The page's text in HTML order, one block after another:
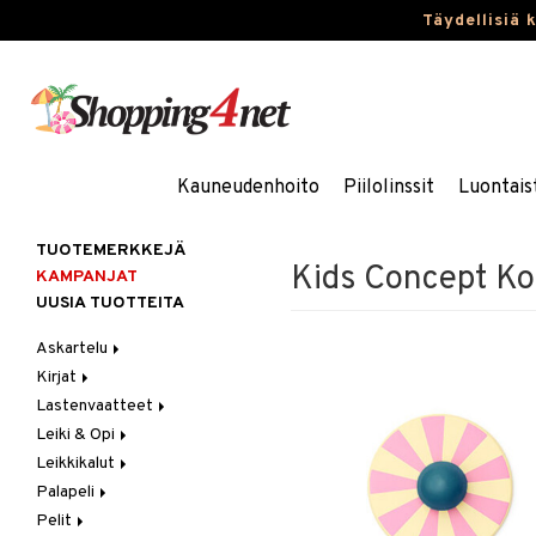
Täydellisiä
Kauneudenhoito Piilolinssit
Kids Concept
TUOTEMERKKEJÄ
KAMPANJAT
UUSIA TUOTTEITA
Askartelu
Askartelumateriaalit
Askartelusetti
Helmet
Koulutarvikkeet
Muovailuvaha
Piirrä ja maalaa
Kirjat
Askartelukirjat
Maalauskirjat
Päiväkirjat
Lastenvaatteet
Alaosat
Leggingsit
Alusvaatteet & Sukat
Kengät
Mekot
Leiki & Opi
Opetuslelut
Oppimispelit
Soittimet
Leikkikalut
Ajoneuvot
Autoradat
Eläimet
Palapeli
1000 palaa
Pelit